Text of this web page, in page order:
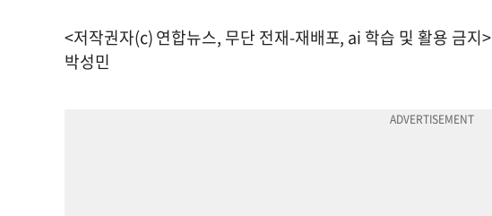
<저작권자(c) 연합뉴스, 무단 전재-재배포, ai 학습 및 활용 금지>
박성민